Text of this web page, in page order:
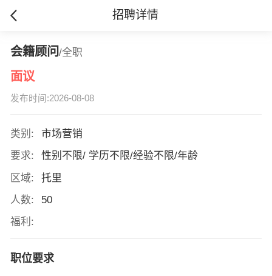
招聘详情
会籍顾问/全职
面议
发布时间:2026-08-08
类别:
市场营销
要求:
性别不限/ 学历不限/经验不限/年龄
区域:
托里
人数:
50
福利:
职位要求